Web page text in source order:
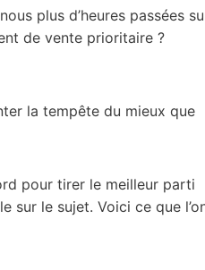
plus d’heures passées
de vente prioritaire ?
la tempête du mieux que
pour tirer le meilleur parti
sur le sujet. Voici ce que